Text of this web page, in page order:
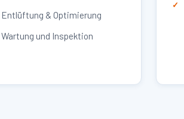
Entlüftung & Optimierung
Wartung und Inspektion